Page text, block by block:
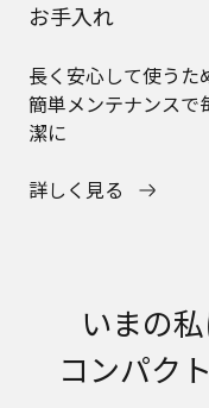
お手入れ
長く安心して使うた
簡単メンテナンスで
潔に
詳しく見る
いまの
コンパク